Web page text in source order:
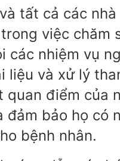
tất cả các
việc chăm
các nhiệm vụ
liệu và xử lý
điểm của
bảo họ có
bệnh nhân.